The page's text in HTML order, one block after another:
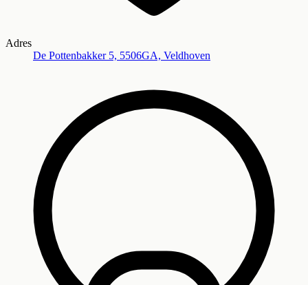
Adres
De Pottenbakker 5, 5506GA, Veldhoven